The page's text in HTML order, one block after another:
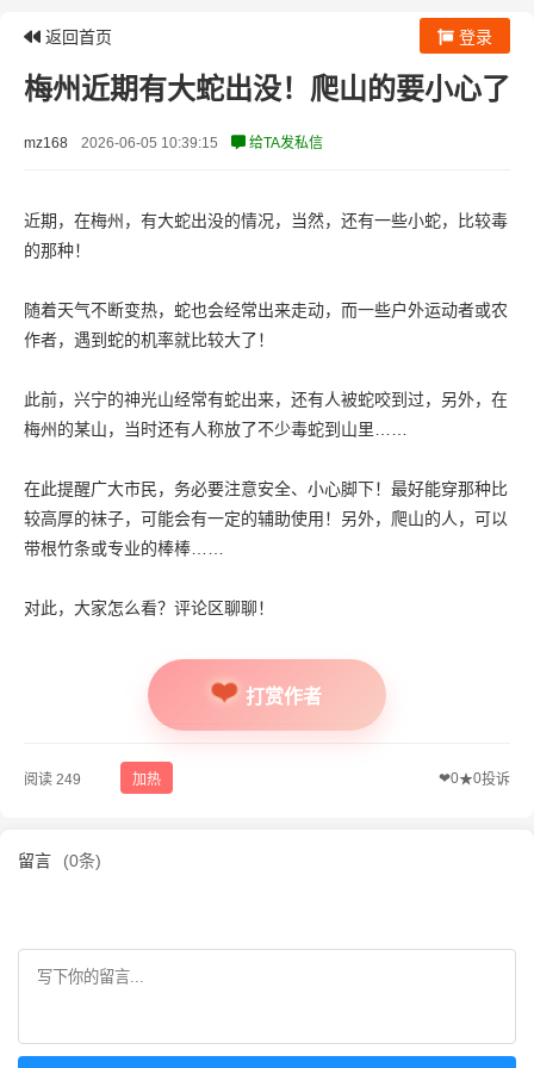
返回首页 登录
梅州近期有大蛇出没！爬山的要小心了
mz168 2026-06-05 10:39:15 给TA发私信
近期，在梅州，有大蛇出没的情况，当然，还有一些小蛇，比较毒
的那种！
随着天气不断变热，蛇也会经常出来走动，而一些户外运动者或农
作者，遇到蛇的机率就比较大了！
此前，兴宁的神光山经常有蛇出来，还有人被蛇咬到过，另外，在
梅州的某山，当时还有人称放了不少毒蛇到山里……
在此提醒广大市民，务必要注意安全、小心脚下！最好能穿那种比
较高厚的袜子，可能会有一定的辅助使用！另外，爬山的人，可以
带根竹条或专业的棒棒……
对此，大家怎么看？评论区聊聊！
打赏作者
阅读 249 加热 ❤0★0投诉
留言 (0条)